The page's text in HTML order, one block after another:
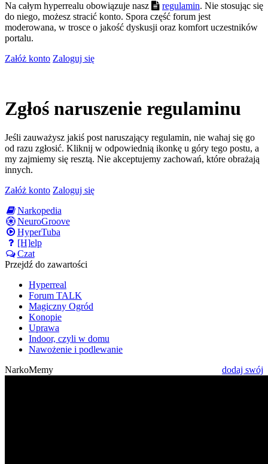
Na całym hyperrealu obowiązuje nasz regulamin. Nie stosując się
do niego, możesz stracić konto. Spora część forum jest
moderowana, w trosce o jakość dyskusji oraz komfort uczestników
portalu.
Załóż konto Zaloguj się
Zgłoś naruszenie regulaminu
Jeśli zauważysz jakiś post naruszający regulamin, nie wahaj się go
od razu zgłosić. Kliknij w odpowiednią ikonkę u góry tego postu, a
my zajmiemy się resztą. Nie akceptujemy zachowań, które obrażają
innych.
Załóż konto Zaloguj się
Narkopedia
NeuroGroove
HyperTuba
[H]elp
Czat
Przejdź do zawartości
Hyperreal
Forum TALK
Magiczny Ogród
Konopie
Uprawa
Indoor, czyli w domu
Nawożenie i podlewanie
NarkoMemy
dodaj swój